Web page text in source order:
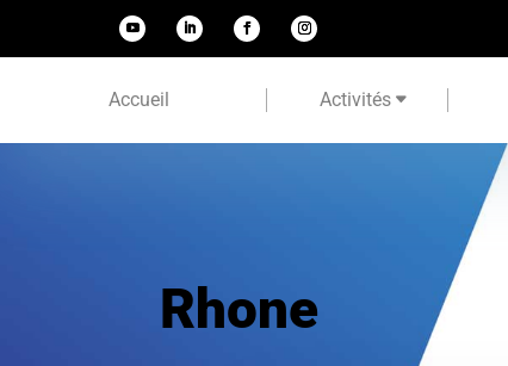
Accueil Activités
Rhone